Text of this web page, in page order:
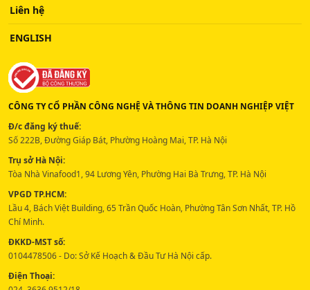
Liên hệ
ENGLISH
CÔNG TY CỔ PHẦN CÔNG NGHỆ VÀ THÔNG TIN DOANH NGHIỆP VIỆT
Đ/c đăng ký thuế:
Số 222B, Đường Giáp Bát, Phường Hoàng Mai, TP. Hà Nội
Trụ sở Hà Nội:
Tòa Nhà Vinafood1, 94 Lương Yên, Phường Hai Bà Trưng, TP. Hà Nội
VPGD TP.HCM:
Lầu 4, Bách Việt Building, 65 Trần Quốc Hoàn, Phường Tân Sơn Nhất, TP. Hồ
Chí Minh.
ĐKKD-MST số:
0104478506 - Do: Sở Kế Hoạch & Đầu Tư Hà Nội cấp.
Điện Thoại: